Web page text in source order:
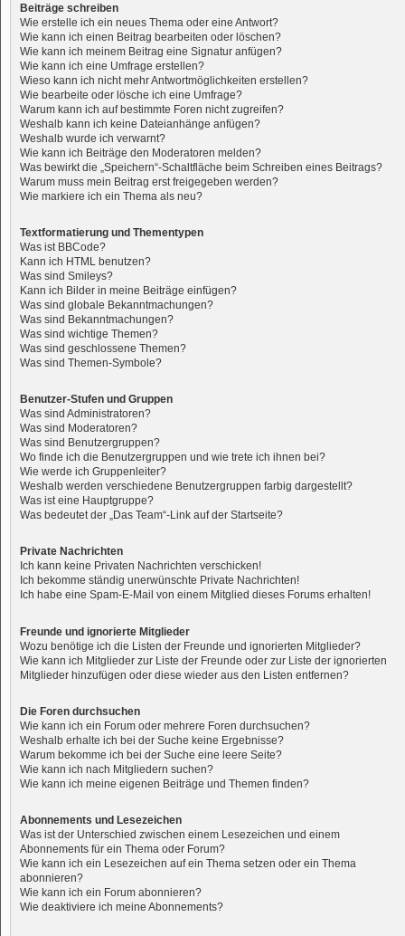
Beiträge schreiben
Wie erstelle ich ein neues Thema oder eine Antwort?
Wie kann ich einen Beitrag bearbeiten oder löschen?
Wie kann ich meinem Beitrag eine Signatur anfügen?
Wie kann ich eine Umfrage erstellen?
Wieso kann ich nicht mehr Antwortmöglichkeiten erstellen?
Wie bearbeite oder lösche ich eine Umfrage?
Warum kann ich auf bestimmte Foren nicht zugreifen?
Weshalb kann ich keine Dateianhänge anfügen?
Weshalb wurde ich verwarnt?
Wie kann ich Beiträge den Moderatoren melden?
Was bewirkt die „Speichern“-Schaltfläche beim Schreiben eines Beitrags?
Warum muss mein Beitrag erst freigegeben werden?
Wie markiere ich ein Thema als neu?
Textformatierung und Thementypen
Was ist BBCode?
Kann ich HTML benutzen?
Was sind Smileys?
Kann ich Bilder in meine Beiträge einfügen?
Was sind globale Bekanntmachungen?
Was sind Bekanntmachungen?
Was sind wichtige Themen?
Was sind geschlossene Themen?
Was sind Themen-Symbole?
Benutzer-Stufen und Gruppen
Was sind Administratoren?
Was sind Moderatoren?
Was sind Benutzergruppen?
Wo finde ich die Benutzergruppen und wie trete ich ihnen bei?
Wie werde ich Gruppenleiter?
Weshalb werden verschiedene Benutzergruppen farbig dargestellt?
Was ist eine Hauptgruppe?
Was bedeutet der „Das Team“-Link auf der Startseite?
Private Nachrichten
Ich kann keine Privaten Nachrichten verschicken!
Ich bekomme ständig unerwünschte Private Nachrichten!
Ich habe eine Spam-E-Mail von einem Mitglied dieses Forums erhalten!
Freunde und ignorierte Mitglieder
Wozu benötige ich die Listen der Freunde und ignorierten Mitglieder?
Wie kann ich Mitglieder zur Liste der Freunde oder zur Liste der ignorierten
Mitglieder hinzufügen oder diese wieder aus den Listen entfernen?
Die Foren durchsuchen
Wie kann ich ein Forum oder mehrere Foren durchsuchen?
Weshalb erhalte ich bei der Suche keine Ergebnisse?
Warum bekomme ich bei der Suche eine leere Seite?
Wie kann ich nach Mitgliedern suchen?
Wie kann ich meine eigenen Beiträge und Themen finden?
Abonnements und Lesezeichen
Was ist der Unterschied zwischen einem Lesezeichen und einem
Abonnements für ein Thema oder Forum?
Wie kann ich ein Lesezeichen auf ein Thema setzen oder ein Thema
abonnieren?
Wie kann ich ein Forum abonnieren?
Wie deaktiviere ich meine Abonnements?